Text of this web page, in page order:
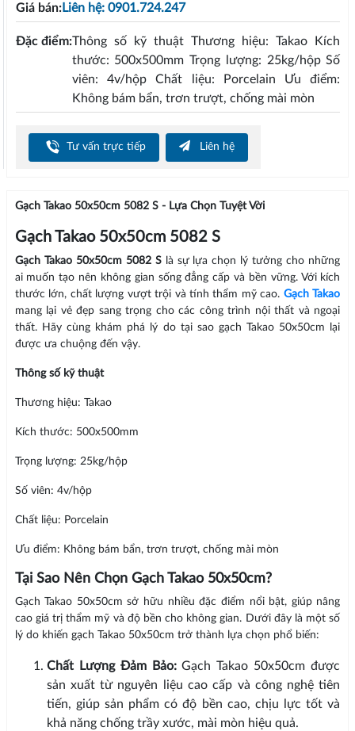
Giá bán:Liên hệ: 0901.724.247
Đặc điểm:Thông số kỹ thuật Thương hiệu: Takao Kích
thước: 500x500mm Trọng lượng: 25kg/hộp Số
viên: 4v/hộp Chất liệu: Porcelain Ưu điểm:
Không bám bẩn, trơn trượt, chống mài mòn
Tư vấn trực tiếp Liên hệ
Gạch Takao 50x50cm 5082 S - Lựa Chọn Tuyệt Vời
Gạch Takao 50x50cm 5082 S
Gạch Takao 50x50cm 5082 Slà sự lựa chọn lý tưởng cho những
ai muốn tạo nên không gian sống đẳng cấp và bền vững. Với kích
thước lớn, chất lượng vượt trội và tính thẩm mỹ cao. Gạch Takao
mang lại vẻ đẹp sang trọng cho các công trình nội thất và ngoại
thất. Hãy cùng khám phá lý do tại sao gạch Takao 50x50cm lại
được ưa chuộng đến vậy.
Thông số kỹ thuật
Thương hiệu: Takao
Kích thước: 500x500mm
Trọng lượng: 25kg/hộp
Số viên: 4v/hộp
Chất liệu: Porcelain
Ưu điểm: Không bám bẩn, trơn trượt, chống mài mòn
Tại Sao Nên Chọn Gạch Takao 50x50cm?
Gạch Takao 50x50cm sở hữu nhiều đặc điểm nổi bật, giúp nâng
cao giá trị thẩm mỹ và độ bền cho không gian. Dưới đây là một số
lý do khiến gạch Takao 50x50cm trở thành lựa chọn phổ biến:
Chất Lượng Đảm Bảo:Gạch Takao 50x50cm được
sản xuất từ nguyên liệu cao cấp và công nghệ tiên
tiến, giúp sản phẩm có độ bền cao, chịu lực tốt và
khả năng chống trầy xước, mài mòn hiệu quả.